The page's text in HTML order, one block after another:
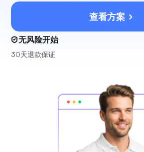
查看方案
无风险开始
30天退款保证